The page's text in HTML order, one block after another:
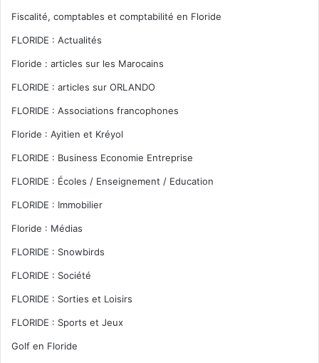
Fiscalité, comptables et comptabilité en Floride
FLORIDE : Actualités
Floride : articles sur les Marocains
FLORIDE : articles sur ORLANDO
FLORIDE : Associations francophones
Floride : Ayitien et Kréyol
FLORIDE : Business Economie Entreprise
FLORIDE : Écoles / Enseignement / Education
FLORIDE : Immobilier
Floride : Médias
FLORIDE : Snowbirds
FLORIDE : Société
FLORIDE : Sorties et Loisirs
FLORIDE : Sports et Jeux
Golf en Floride